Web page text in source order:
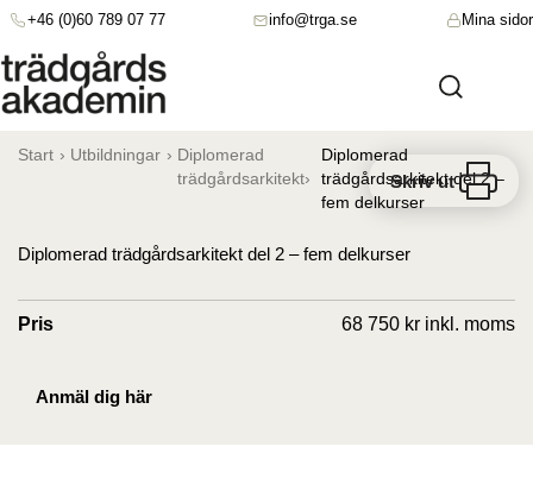
+46 (0)60 789 07 77 info@trga.se Mina sidor
Start › Utbildningar › Diplomerad
trädgårdsarkitekt›
Diplomerad
trädgårdsarkitekt del 2 –
fem delkurser
Skriv ut
Diplomerad trädgårdsarkitekt del 2 – fem delkurser
Pris 68 750 kr inkl. moms
Anmäl dig här